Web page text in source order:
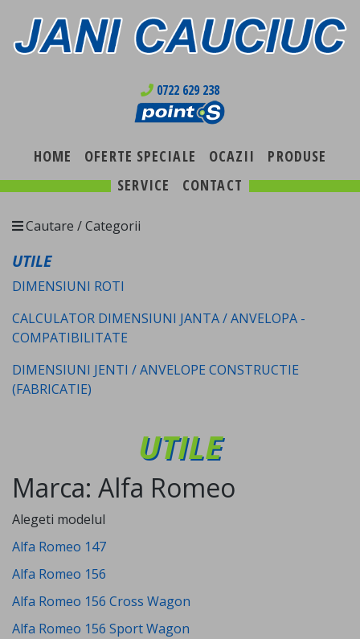
0722 629 238
HOME OFERTE SPECIALE OCAZII
PRODUSE
SERVICE
CONTACT
Cautare / Categorii
UTILE
DIMENSIUNI ROTI
CALCULATOR DIMENSIUNI JANTA / ANVELOPA -
COMPATIBILITATE
DIMENSIUNI JENTI / ANVELOPE CONSTRUCTIE
(FABRICATIE)
UTILE
Marca: Alfa Romeo
Alegeti modelul
Alfa Romeo 147
Alfa Romeo 156
Alfa Romeo 156 Cross Wagon
Alfa Romeo 156 Sport Wagon